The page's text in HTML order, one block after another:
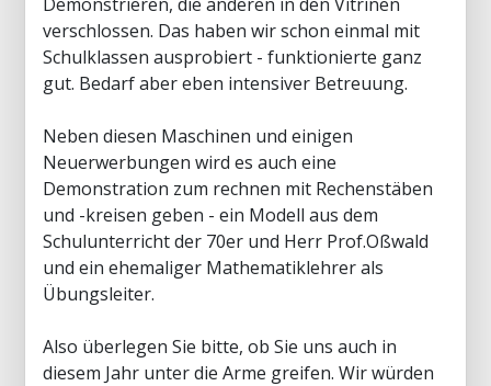
verschlossen. Das haben wir schon einmal mit
Schulklassen ausprobiert - funktionierte ganz
gut. Bedarf aber eben intensiver Betreuung.
Neben diesen Maschinen und einigen
Neuerwerbungen wird es auch eine
Demonstration zum rechnen mit Rechenstäben
und -kreisen geben - ein Modell aus dem
Schulunterricht der 70er und Herr Prof.Oßwald
und ein ehemaliger Mathematiklehrer als
Übungsleiter.
Also überlegen Sie bitte, ob Sie uns auch in
diesem Jahr unter die Arme greifen. Wir würden